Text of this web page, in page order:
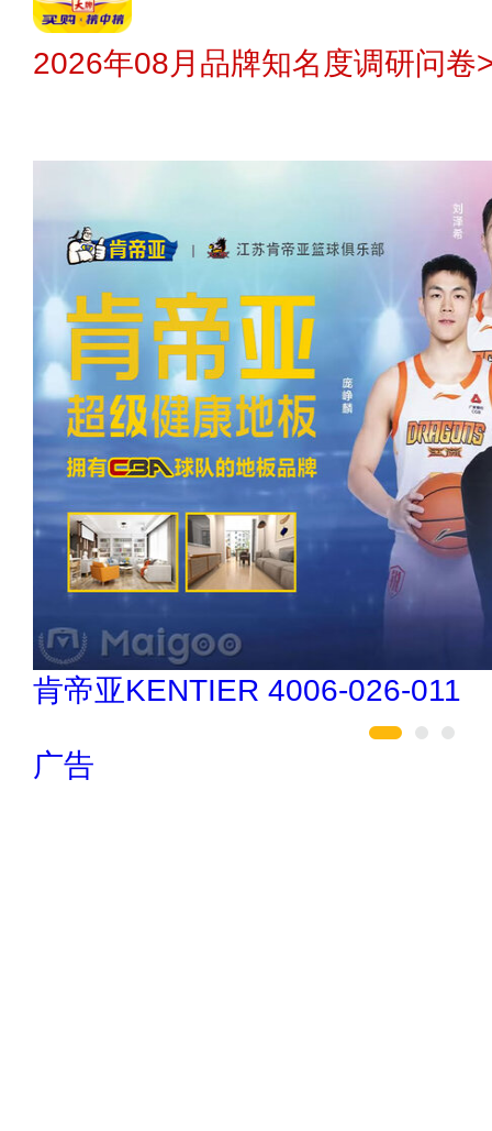
2026年08月品牌知名度调研问卷
亚通Aton 400-636-1218
广告